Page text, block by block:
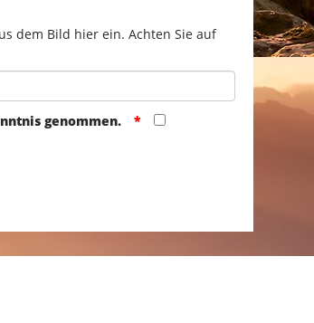
dem Bild hier ein. Achten Sie auf
genommen.